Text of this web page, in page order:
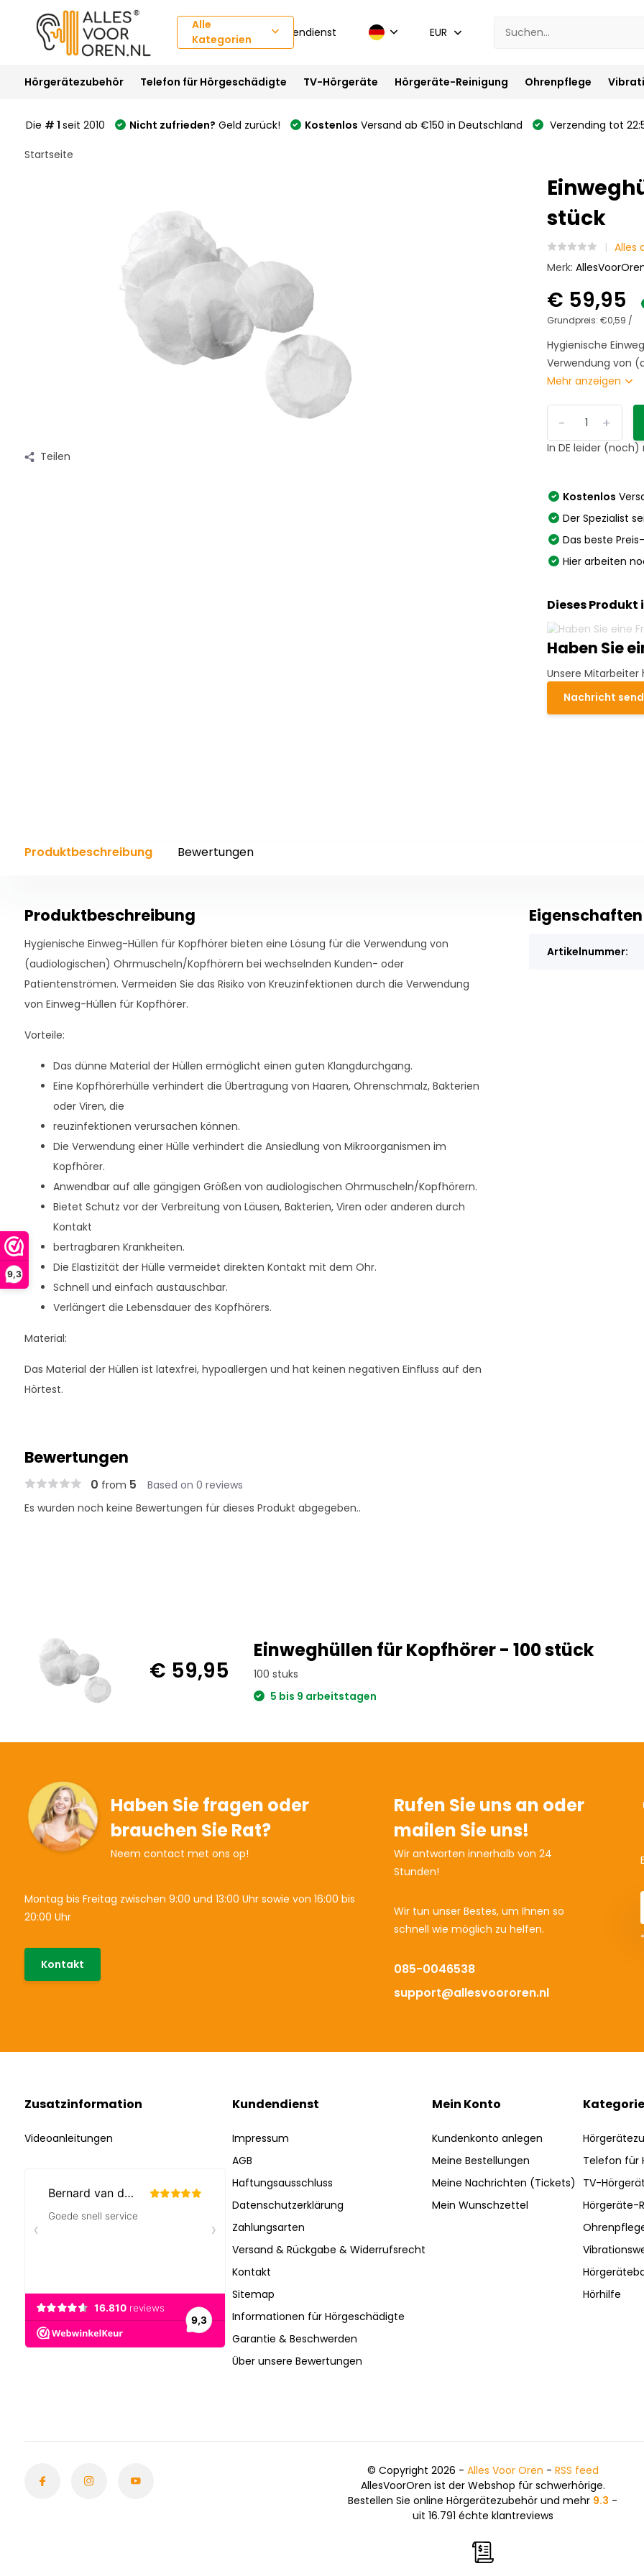
9,3
Alle
Kategorien
Kundendienst EUR
Hörgerätezubehör Telefon für Hörgeschädigte TV-Hörgeräte Hörgeräte-Reinigung Ohrenpflege
Die # 1 seit 2010 Nicht zufrieden? Geld zurück! Kostenlos Versand ab €150 in Deutschland Verzending tot
Startseite
Teilen
stück
Alles
Merk:
€ 59,95
Grundpreis:€0,59 /
Hygienische
Verwendung von
Mehr anzeigen
+
-
In DE leider
Kostenlos
Der Spezialist
Das beste
Hier arbeiten
Dieses
Haben Sie
Unsere
Nachricht
Produktbeschreibung Bewertungen
Produktbeschreibung
Hygienische Einweg-Hüllen für Kopfhörer bieten eine Lösung für die Verwendung von
(audiologischen) Ohrmuscheln/Kopfhörern bei wechselnden Kunden- oder
Patientenströmen. Vermeiden Sie das Risiko von Kreuzinfektionen durch die Verwendung
von Einweg-Hüllen für Kopfhörer.
Vorteile:
Das dünne Material der Hüllen ermöglicht einen guten Klangdurchgang.
Eine Kopfhörerhülle verhindert die Übertragung von Haaren, Ohrenschmalz, Bakterien
oder Viren, die
reuzinfektionen verursachen können.
Die Verwendung einer Hülle verhindert die Ansiedlung von Mikroorganismen im
Kopfhörer.
Anwendbar auf alle gängigen Größen von audiologischen Ohrmuscheln/Kopfhörern.
Bietet Schutz vor der Verbreitung von Läusen, Bakterien, Viren oder anderen durch
Kontakt
bertragbaren Krankheiten.
Die Elastizität der Hülle vermeidet direkten Kontakt mit dem Ohr.
Schnell und einfach austauschbar.
Verlängert die Lebensdauer des Kopfhörers.
Material:
Das Material der Hüllen ist latexfrei, hypoallergen und hat keinen negativen Einfluss auf den
Hörtest.
Eigenschaften
Artikelnummer:
Bewertungen
0 from 5 Based on 0 reviews
Es wurden noch keine Bewertungen für dieses Produkt abgegeben..
€ 59,95
Einweghüllen für Kopfhörer - 100 stück
100 stuks
5 bis 9 arbeitstagen
Haben Sie fragen oder
brauchen Sie Rat?
Neem contact met ons op!
Montag bis Freitag zwischen 9:00 und 13:00 Uhr sowie von 16:00 bis
20:00 Uhr
Kontakt
Rufen Sie uns an oder
mailen Sie uns!
Wir antworten innerhalb von 24
Stunden!
Wir tun unser Bestes, um Ihnen so
schnell wie möglich zu helfen.
085-0046538
support@allesvoororen.nl
Zusatzinformation
Videoanleitungen
Kundendienst
Impressum
AGB
Haftungsausschluss
Datenschutzerklärung
Zahlungsarten
Versand & Rückgabe & Widerrufsrecht
Kontakt
Sitemap
Informationen für Hörgeschädigte
Garantie & Beschwerden
Über unsere Bewertungen
Mein Konto
Kundenkonto anlegen
Meine Bestellungen
Meine Nachrichten (Tickets)
Mein Wunschzettel
Telefon für
TV-
Hörgeräte-
Hörhilfe
© Copyright 2026 - Alles Voor Oren - RSS feed
AllesVoorOren ist der Webshop für schwerhörige.
Bestellen Sie online Hörgerätezubehör und mehr 9.3 -
uit 16.791 échte klantreviews